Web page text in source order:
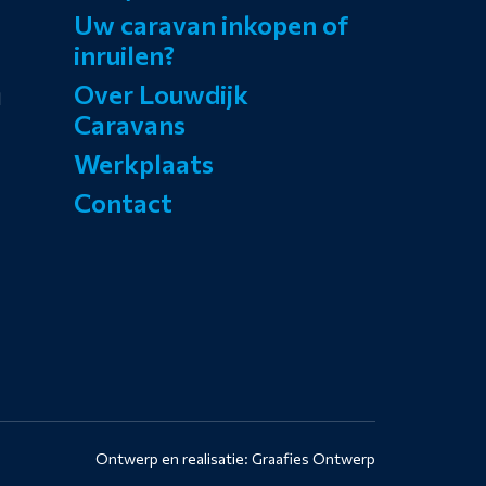
Uw caravan inkopen of
inruilen?
Over Louwdijk
Caravans
Werkplaats
Contact
Ontwerp en realisatie: Graafies Ontwerp